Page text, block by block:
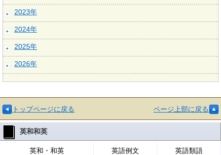
2023年
2024年
2025年
2026年
トップページに戻る ページ上部に戻る
英和和英
英和・和英 英語例文 英語類語